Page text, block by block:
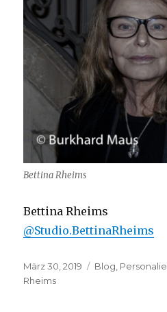
Bettina Rheims
Bettina Rheims
@Studio.BettinaRheims
Veröffentlicht
am
März 30, 2019 Kategorien
Blog Personalie
Rheims